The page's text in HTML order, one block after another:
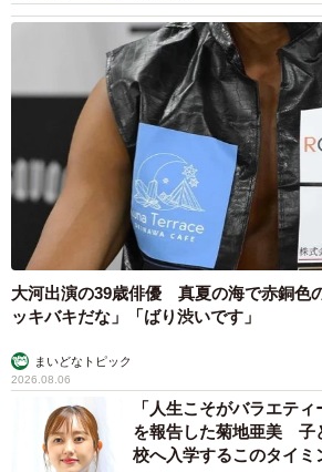
大河出演の39歳俳優 真夏の海で赤銅色
ッキバキだな」「ばり渋いです」
まいどなトピック
2026.08.06
「人生こそがバラエテ
を報告した菊地亜美 子
校へ入学するこのタイミ